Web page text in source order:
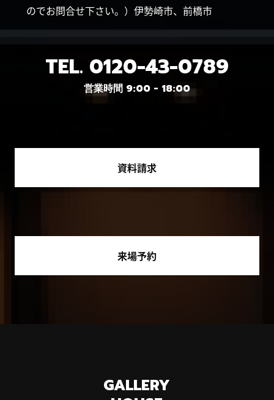
のでお問合せ下さい。）伊勢崎市、前橋市
TEL. 0120-43-0789
営業時間 9:00 - 18:00
資料請求
来場予約
GALLERY